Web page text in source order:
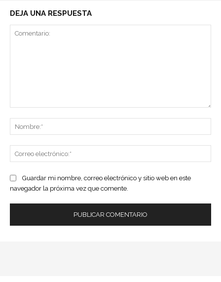
DEJA UNA RESPUESTA
Guardar mi nombre, correo electrónico y sitio web en este
navegador la próxima vez que comente.